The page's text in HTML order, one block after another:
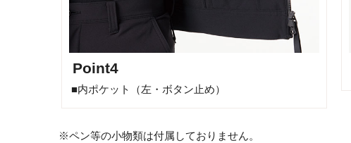
Point4
■内ポケット（左・ボタン止め）
※ペン等の小物類は付属しておりません。